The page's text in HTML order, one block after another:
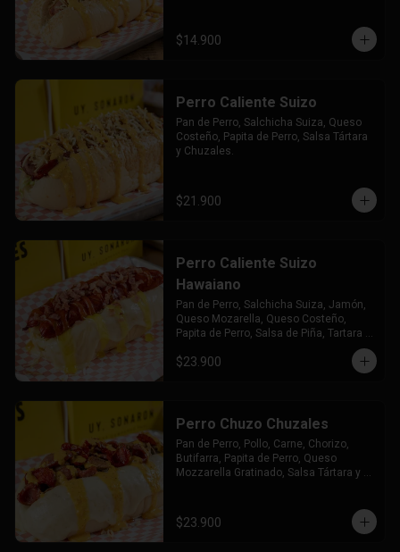
$14.900
Perro Caliente Suizo
Pan de Perro, Salchicha Suiza, Queso
Costeño, Papita de Perro, Salsa Tártara
y Chuzales.
$21.900
Perro Caliente Suizo
Hawaiano
Pan de Perro, Salchicha Suiza, Jamón,
Queso Mozarella, Queso Costeño,
Papita de Perro, Salsa de Piña, Tartara y
$23.900
Perro Chuzo Chuzales
Pan de Perro, Pollo, Carne, Chorizo,
Butifarra, Papita de Perro, Queso
Mozzarella Gratinado, Salsa Tártara y
$23.900